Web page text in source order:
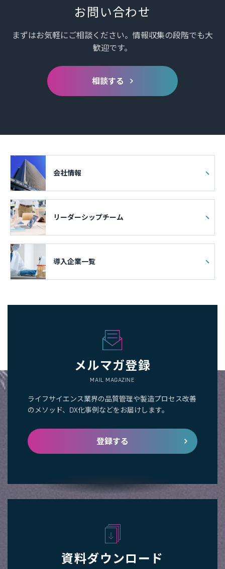
お問い合わせ
まずはお気軽にご相談ください。情報収集の段階でも大
歓迎です。
相談する
会社情報
リーダーシップチーム
導入企業一覧
メルマガ登録
MAIL MAGAZINE
ライフサイエンス業界の品質管理や製造プロセス改善
のメソッド、DX化事例などをお届けします。
登録する
資料ダウンロード